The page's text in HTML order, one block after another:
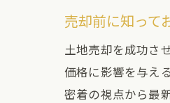
売却前に知って
土地売却を成功さ
価格に影響を与え
密着の視点から最